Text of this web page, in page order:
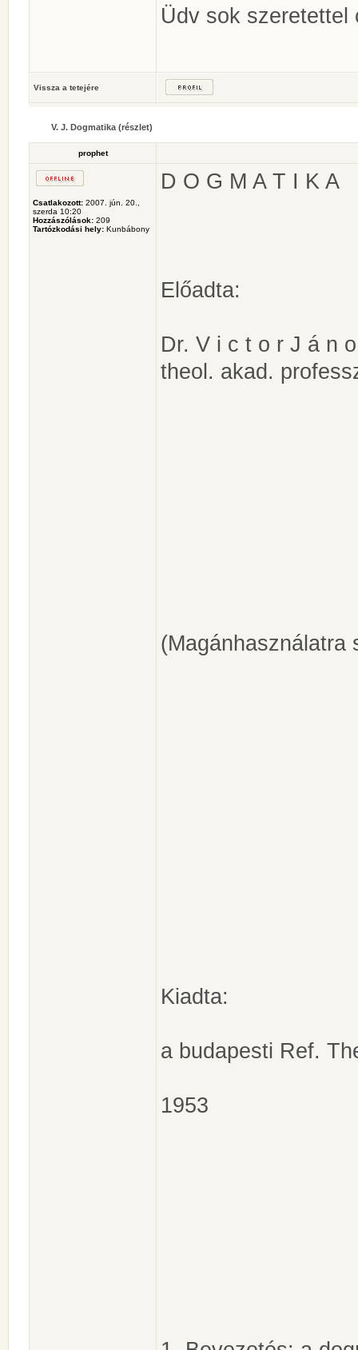
Üdv sok
Vissza a tetejére
V. J. Dogmatika (részlet)
prophet
Csatlakozott: 2007. jún. 20.,
szerda 10:20
Hozzászólások: 209
Tartózkodási hely: Kunbábony
D O G M A T I K A
Előadta:
Dr. V i c t o r J á n
theol. akad.
(Magánhasználatra
Kiadta:
a budapesti Ref.
1953